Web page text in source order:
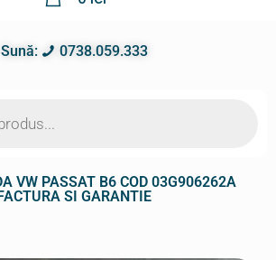
Sună: 0738.059.333
VW PASSAT B6 COD 03G906262A
SI GARANTIE